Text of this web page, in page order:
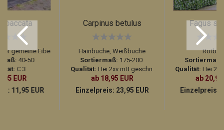
baccata
gemeine Eibe
40-50
C 3
EUR
11,95 EUR
Carpinus betulus
Hainbuche, Weißbuche
Sortiermaß: 175-200
Qualität: Hei 2xv mB geschn.
ab 18,95 EUR
Einzelpreis: 23,95 EUR
Fagus
Sortiermaß:
Qualität: Hei
ab 20,95
Einzelpreis: